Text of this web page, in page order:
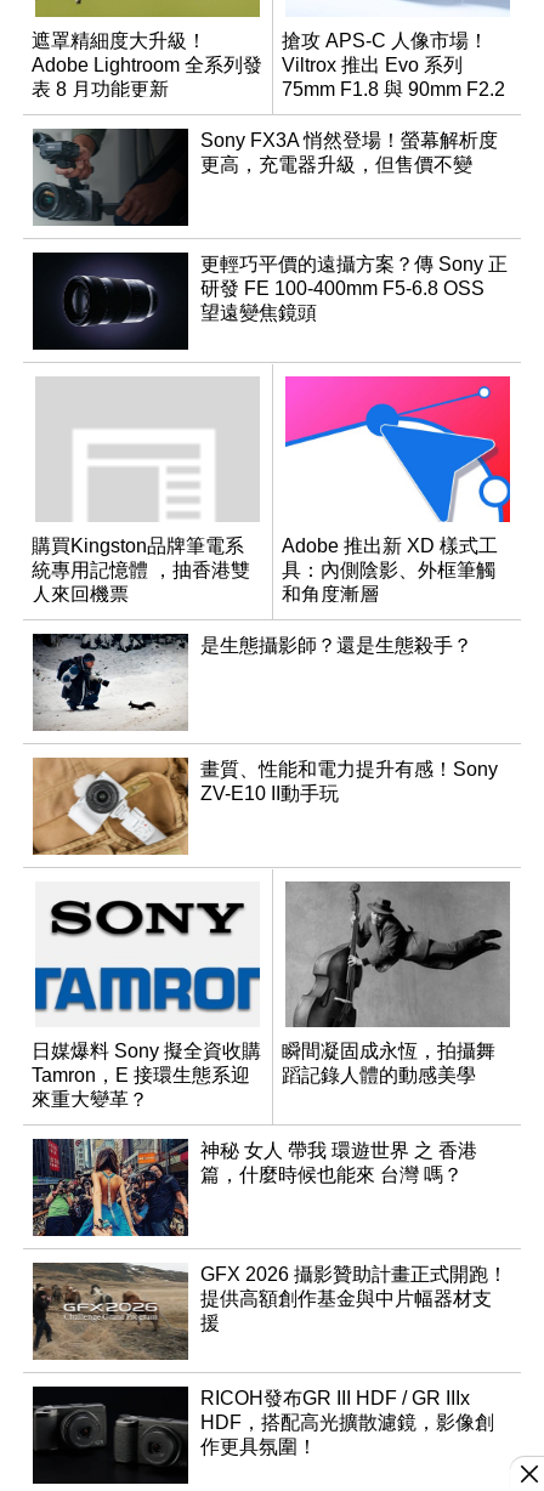
遮罩精細度大升級！
Adobe Lightroom 全系列發
表 8 月功能更新
搶攻 APS-C 人像市場！
Viltrox 推出 Evo 系列
75mm F1.8 與 90mm F2.2
雙定焦望遠鏡頭
Sony FX3A 悄然登場！螢幕解析度
更高，充電器升級，但售價不變
更輕巧平價的遠攝方案？傳 Sony 正
研發 FE 100-400mm F5-6.8 OSS
望遠變焦鏡頭
購買Kingston品牌筆電系
統專用記憶體 ，抽香港雙
人來回機票
Adobe 推出新 XD 樣式工
具：內側陰影、外框筆觸
和角度漸層
是生態攝影師？還是生態殺手？
畫質、性能和電力提升有感！Sony
ZV-E10 II動手玩
日媒爆料 Sony 擬全資收購
Tamron，E 接環生態系迎
來重大變革？
瞬間凝固成永恆，拍攝舞
蹈記錄人體的動感美學
神秘 女人 帶我 環遊世界 之 香港
篇，什麼時候也能來 台灣 嗎？
GFX 2026 攝影贊助計畫正式開跑！
提供高額創作基金與中片幅器材支
援
RICOH發布GR III HDF / GR IIIx
HDF，搭配高光擴散濾鏡，影像創
作更具氛圍！